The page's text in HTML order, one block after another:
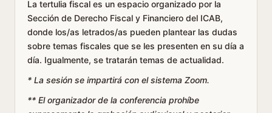
La tertulia fiscal es un espacio organizado por la
Sección de Derecho Fiscal y Financiero del ICAB,
donde los/as letrados/as pueden plantear las dudas
sobre temas fiscales que se les presenten en su día a
día. Igualmente, se tratarán temas de actualidad.
* La sesión se impartirá con el sistema Zoom.
** El organizador de la conferencia prohíbe